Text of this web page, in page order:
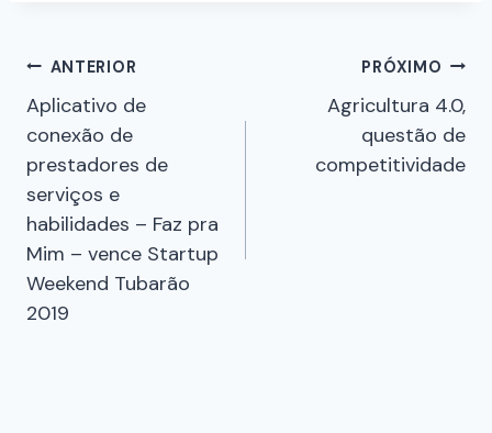
ANTERIOR
Aplicativo de
conexão de
prestadores de
serviços e
habilidades – Faz pra
Mim – vence Startup
Weekend Tubarão
2019
PRÓXIMO
Agricultura 4.0,
questão de
competitividade